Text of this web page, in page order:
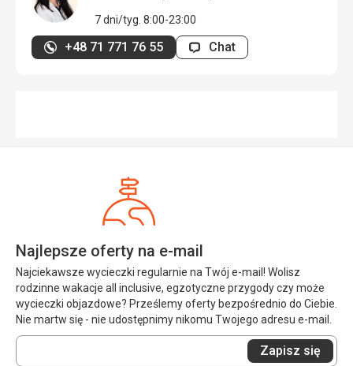
7 dni/tyg. 8:00-23:00
+48 71 771 76 55 Chat
Najlepsze oferty na e-mail
Najciekawsze wycieczki regularnie na Twój e-mail! Wolisz
rodzinne wakacje all inclusive, egzotyczne przygody czy może
wycieczki objazdowe? Prześlemy oferty bezpośrednio do Ciebie.
Nie martw się - nie udostępnimy nikomu Twojego adresu e-mail.
Wprowadź
swój
Zapisz się